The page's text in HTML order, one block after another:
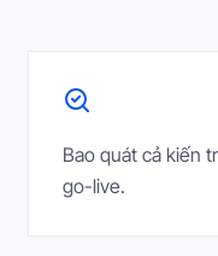
Bao quát cả kiến
go-live.